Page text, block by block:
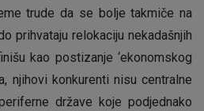
trude da se bolje takmiče na
prihvataju relokaciju nekadašnjih
kao postizanje ‘ekonomskog
njihovi konkurenti nisu centralne
države koje podjednako